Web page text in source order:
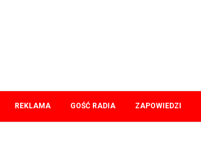
REKLAMA GOŚĆ RADIA ZAPOWIEDZI